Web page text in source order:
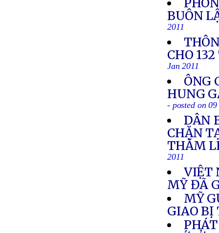
BUÔN
2011
CHO
Jan 2011
ÔNG
HUNG
- posted on
DÂN
CHẶN
THĂM
2011
VIỆT
MỸ ĐÃ
MỸ
GIAO BỊ